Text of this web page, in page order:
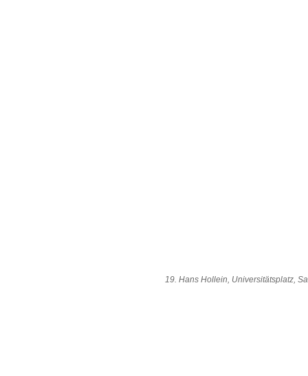
19. Hans Hollein, Universitätsplatz,